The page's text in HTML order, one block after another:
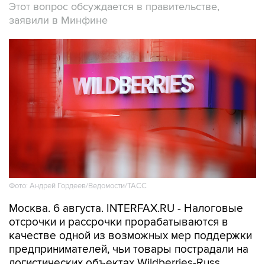
Этот вопрос обсуждается в правительстве,
заявили в Минфине
Фото: Андрей Гордеев/Ведомости/ТАСС
Москва. 6 августа. INTERFAX.RU - Налоговые
отсрочки и рассрочки прорабатываются в
качестве одной из возможных мер поддержки
предпринимателей, чьи товары пострадали на